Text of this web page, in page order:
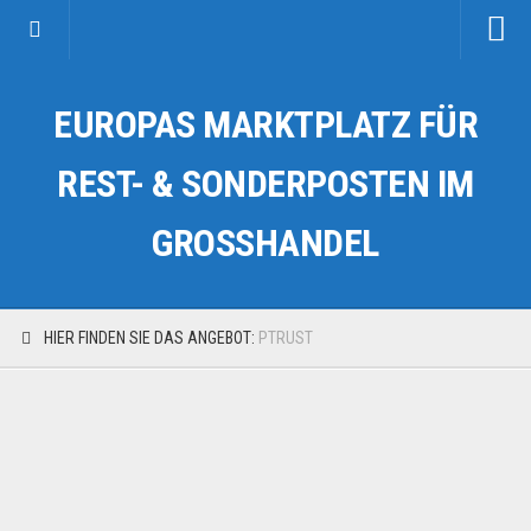
Kategorien
Auto & Motorrad
Fahrzeuge & Transport
EUROPAS MARKTPLATZ FÜR
REST- & SONDERPOSTEN IM
GROSSHANDEL
HIER FINDEN SIE DAS ANGEBOT: PTRUST